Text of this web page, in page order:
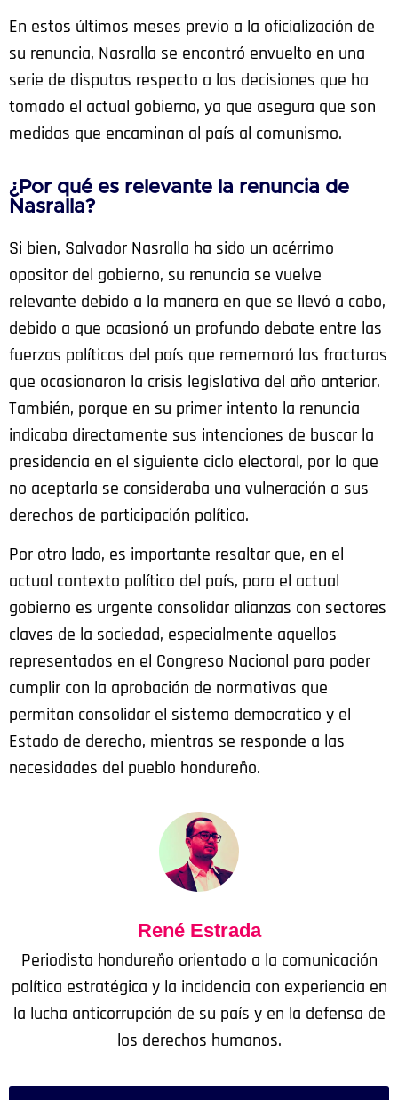
En estos últimos meses previo a la oficialización de
su renuncia, Nasralla se encontró envuelto en una
serie de disputas respecto a las decisiones que ha
tomado el actual gobierno, ya que asegura que son
medidas que encaminan al país al comunismo.
¿Por qué es relevante la renuncia de
Nasralla?
Si bien, Salvador Nasralla ha sido un acérrimo
opositor del gobierno, su renuncia se vuelve
relevante debido a la manera en que se llevó a cabo,
debido a que ocasionó un profundo debate entre las
fuerzas políticas del país que rememoró las fracturas
que ocasionaron la crisis legislativa del año anterior.
También, porque en su primer intento la renuncia
indicaba directamente sus intenciones de buscar la
presidencia en el siguiente ciclo electoral, por lo que
no aceptarla se consideraba una vulneración a sus
derechos de participación política.
Por otro lado, es importante resaltar que, en el
actual contexto político del país, para el actual
gobierno es urgente consolidar alianzas con sectores
claves de la sociedad, especialmente aquellos
representados en el Congreso Nacional para poder
cumplir con la aprobación de normativas que
permitan consolidar el sistema democratico y el
Estado de derecho, mientras se responde a las
necesidades del pueblo hondureño.
René Estrada
Periodista hondureño orientado a la comunicación
política estratégica y la incidencia con experiencia en
la lucha anticorrupción de su país y en la defensa de
los derechos humanos.